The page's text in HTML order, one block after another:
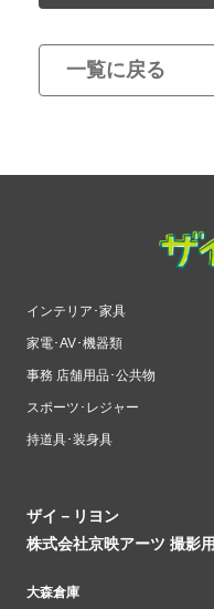
一覧に戻る
インテリア･家具
家電･AV･機器類
事務 店舗用品･公共物
スポーツ･レジャー
持道具･装身具
ザイ－リヨン
株式会社京映アーツ 撮影
大森倉庫